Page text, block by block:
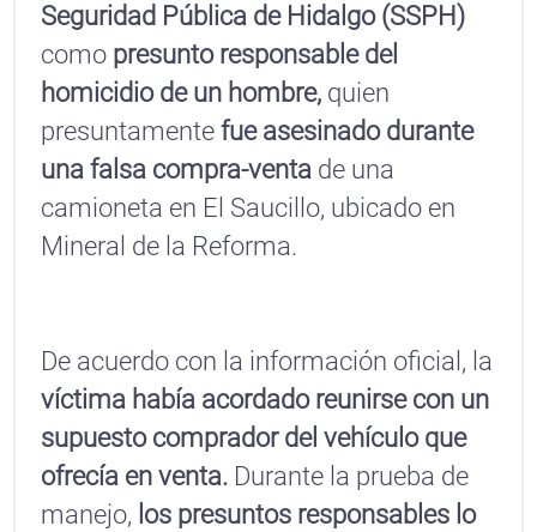
Seguridad Pública de Hidalgo (SSPH)
como presunto responsable del
homicidio de un hombre, quien
presuntamentefue asesinado durante
una falsa compra-venta de una
camioneta en El Saucillo, ubicado en
Mineral de la Reforma.
De acuerdo con la información oficial, la
víctima había acordado reunirse con un
supuesto comprador del vehículo que
ofrecía en venta. Durante la prueba de
manejo, los presuntos responsables lo